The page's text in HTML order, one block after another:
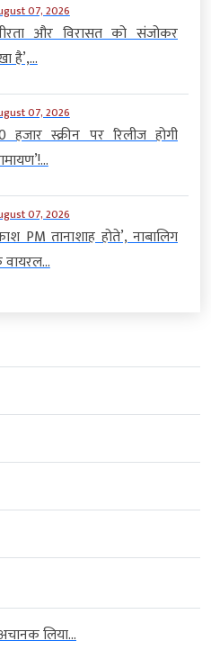
07, 2026
और विरासत को संजोकर
है’,...
07, 2026
हजार स्क्रीन पर रिलीज होगी
07, 2026
PM तानाशाह होते’, नाबालिग
लिया...